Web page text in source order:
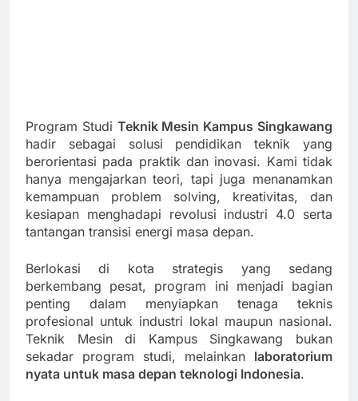
Program Studi Teknik Mesin Kampus Singkawang
hadir sebagai solusi pendidikan teknik yang
berorientasi pada praktik dan inovasi. Kami tidak
hanya mengajarkan teori, tapi juga menanamkan
kemampuan problem solving, kreativitas, dan
kesiapan menghadapi revolusi industri 4.0 serta
tantangan transisi energi masa depan.
Berlokasi di kota strategis yang sedang
berkembang pesat, program ini menjadi bagian
penting dalam menyiapkan tenaga teknis
profesional untuk industri lokal maupun nasional.
Teknik Mesin di Kampus Singkawang bukan
sekadar program studi, melainkan laboratorium
nyata untuk masa depan teknologi Indonesia.